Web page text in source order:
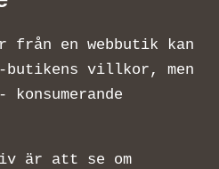
från en webbutik kan
villkor, men
är att se om